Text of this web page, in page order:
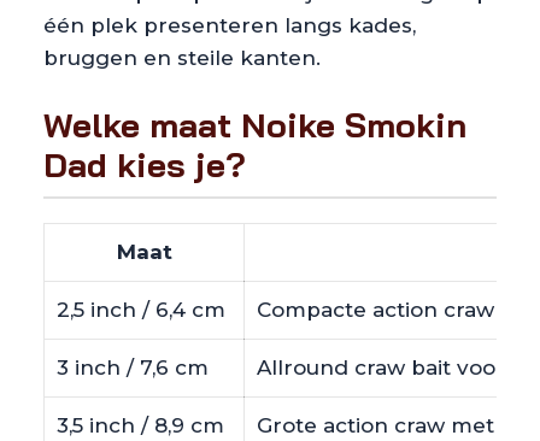
één plek presenteren langs kades,
bruggen en steile kanten.
Welke maat Noike Smokin
Dad kies je?
Maat
2,5 inch / 6,4 cm Compacte action craw
3 inch / 7,6 cm Allround craw bait voor
3,5 inch / 8,9 cm Grote action craw met